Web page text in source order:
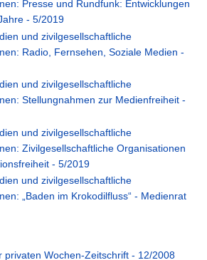
Presse und Rundfunk: Entwicklungen
- 5/2019
und zivilgesellschaftliche
Radio, Fernsehen, Soziale Medien -
und zivilgesellschaftliche
Stellungnahmen zur Medienfreiheit -
und zivilgesellschaftliche
Zivilgesellschaftliche Organisationen
- 5/2019
und zivilgesellschaftliche
„Baden im Krokodilfluss“ - Medienrat
privaten Wochen-Zeitschrift - 12/2008